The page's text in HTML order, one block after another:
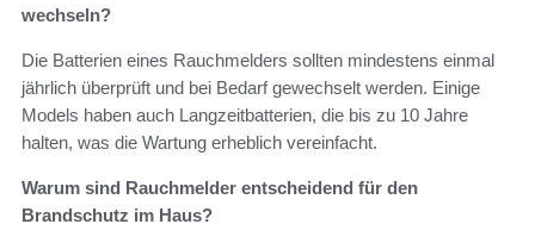
wechseln?
Die Batterien eines Rauchmelders sollten mindestens einmal
jährlich überprüft und bei Bedarf gewechselt werden. Einige
Models haben auch Langzeitbatterien, die bis zu 10 Jahre
halten, was die Wartung erheblich vereinfacht.
Warum sind Rauchmelder entscheidend für den
Brandschutz im Haus?